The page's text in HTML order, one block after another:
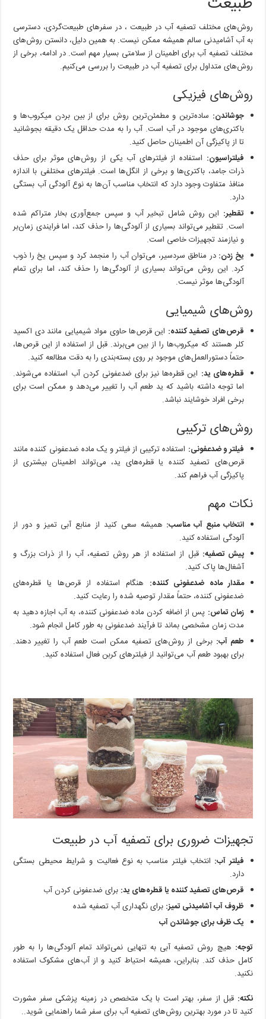
در
روش‌های مختلف تصفیه آب در طبیعت ، در سفرهای طبیعت‌گردی، دسترسی
به آب آشامیدنی سالم همیشه ممکن نیست. به همین دلیل، دانستن روش‌های
مختلف تصفیه آب برای اطمینان از سلامتی بسیار مهم است. در ادامه، برخی از
روش‌های متداول برای تصفیه آب در طبیعت را بررسی می‌کنیم.
روش‌های فیزیکی
جوشاندن: ساده‌ترین و مطمئن‌ترین روش برای از بین بردن میکروب‌ها و
باکتری‌های موجود در آب است. آب را به مدت حداقل یک دقیقه بجوشانید
تا از پاکیزگی آن اطمینان حاصل کنید.
فیلتراسیون: استفاده از فیلترهای آب یکی از روش‌های موثر برای حذف
ذرات جامد، باکتری‌ها و برخی از انگل‌ها است. فیلترهای مختلفی با اندازه
منافذ متفاوت وجود دارد که انتخاب مناسب آن‌ها به نوع آلودگی آب بستگی
دارد.
تقطیر: این روش شامل تبخیر آب و سپس جمع‌آوری بخار متراکم شده
است. تقطیر می‌تواند بسیاری از آلودگی‌ها را حذف کند، اما فرایندی زمان‌بر
و نیازمند تجهیزات خاصی است.
یخ زدن: در مناطق سردسیر، می‌توان آب را منجمد کرد و سپس یخ را ذوب
کرد. این روش می‌تواند بسیاری از آلودگی‌ها را حذف کند، اما برای تمام
آلودگی‌ها موثر نیست.
روش‌های شیمیایی
قرص‌های تصفید کننده: این قرص‌ها حاوی مواد شیمیایی مانند دی اکسید
کلر هستند که میکروب‌ها را از بین می‌برند. قبل از استفاده از این قرص‌ها،
حتماً دستورالعمل‌های موجود بر روی بسته‌بندی را به دقت مطالعه کنید.
قطره‌های ید: این قطره‌ها نیز برای ضدعفونی کردن آب استفاده می‌شوند.
اما توجه داشته باشید که ید طعم آب را تغییر می‌دهد و ممکن است برای
برخی افراد خوشایند نباشد.
روش‌های ترکیبی
فیلتر و ضدعفونی: استفاده ترکیبی از فیلتر و یک ماده ضدعفونی کننده مانند
قرص‌های تصفید کننده یا قطره‌های ید، می‌تواند اطمینان بیشتری از
پاکیزگی آب فراهم کند.
نکات مهم
انتخاب منبع آب مناسب: همیشه سعی کنید از منابع آبی تمیز و دور از
آلودگی استفاده کنید.
پیش تصفیه: قبل از استفاده از هر روش تصفیه، آب را از ذرات بزرگ و
آشغال‌ها پاک کنید.
مقدار ماده ضدعفونی کننده: هنگام استفاده از قرص‌ها یا قطره‌های
ضدعفونی کننده، حتماً مقدار توصیه شده را رعایت کنید.
زمان تماس: پس از اضافه کردن ماده ضدعفونی کننده، به آب اجازه دهید به
مدت زمان مشخصی بماند تا فرآیند ضدعفونی به طور کامل انجام شود.
طعم آب: برخی از روش‌های تصفیه ممکن است طعم آب را تغییر دهند.
برای بهبود طعم آب می‌توانید از فیلترهای کربن فعال استفاده کنید.
تجهیزات ضروری برای تصفیه آب در طبیعت
فیلتر آب: انتخاب فیلتر مناسب به نوع فعالیت و شرایط محیطی بستگی
دارد.
قرص‌های تصفید کننده یا قطره‌های ید: برای ضدعفونی کردن آب
ظروف آب آشامیدنی تمیز: برای نگهداری آب تصفیه شده
یک ظرف برای جوشاندن آب
توجه: هیچ روش تصفیه آبی به تنهایی نمی‌تواند تمام آلودگی‌ها را به طور
کامل حذف کند. بنابراین، همیشه احتیاط کنید و از آب‌های مشکوک استفاده
نکنید.
نکته: قبل از سفر، بهتر است با یک متخصص در زمینه پزشکی سفر مشورت
کنید تا در مورد بهترین روش‌های تصفیه آب برای سفر شما راهنمایی شوید..